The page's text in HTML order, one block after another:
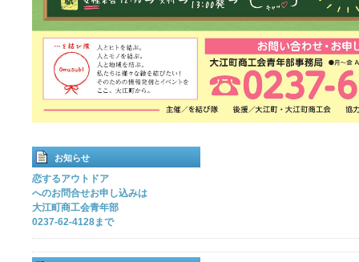
お知らせ
恋するアウトドア
へのお問合せお申し込みは
大江町商工会青年部
0237-62-4128まで